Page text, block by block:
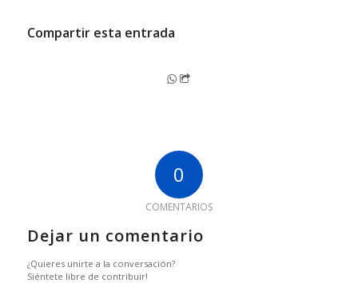
Compartir esta entrada
0
COMENTARIOS
Dejar un comentario
¿Quieres unirte a la conversación?
Siéntete libre de contribuir!